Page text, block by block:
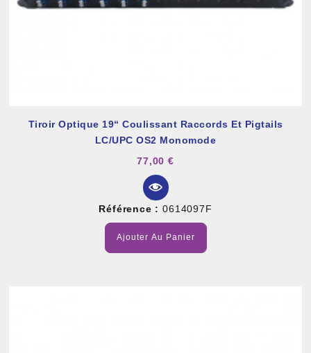
Tiroir Optique 19“ Coulissant Raccords Et Pigtails
LC/UPC OS2 Monomode
77,00 €
Référence : 0614097F
Ajouter Au Panier